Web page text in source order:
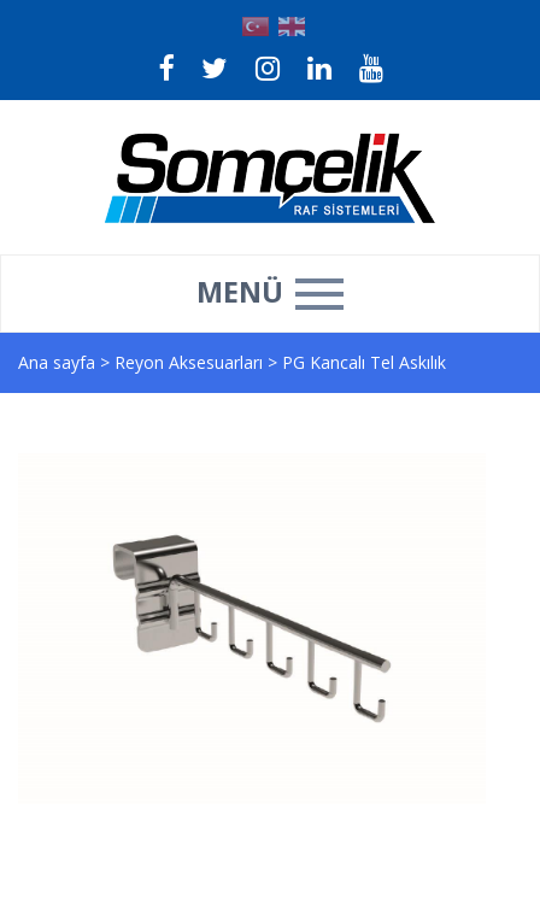
MENÜ
Ana sayfa > Reyon Aksesuarları > PG Kancalı Tel Askılık